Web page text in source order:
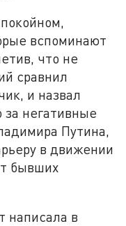
вспоминают
что не
сравнил
и назвал
за негативные
Путина,
в движении
бывших
написала в